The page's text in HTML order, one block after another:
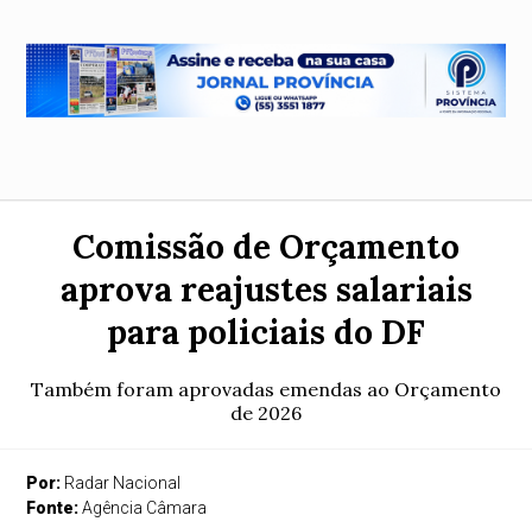
Comissão de Orçamento
aprova reajustes salariais
para policiais do DF
Também foram aprovadas emendas ao Orçamento
de 2026
Por: Radar Nacional
Fonte:Agência Câmara